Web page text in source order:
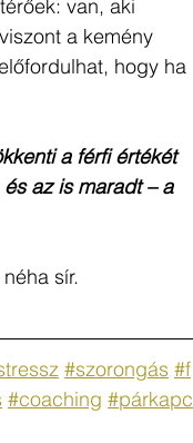
van, aki
a kemény
hogy ha
a férfi értékét
az is maradt – a
sír.
#szorongás #f
#coaching #párkapc